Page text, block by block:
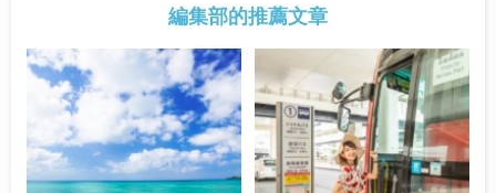
編集部的推薦文章